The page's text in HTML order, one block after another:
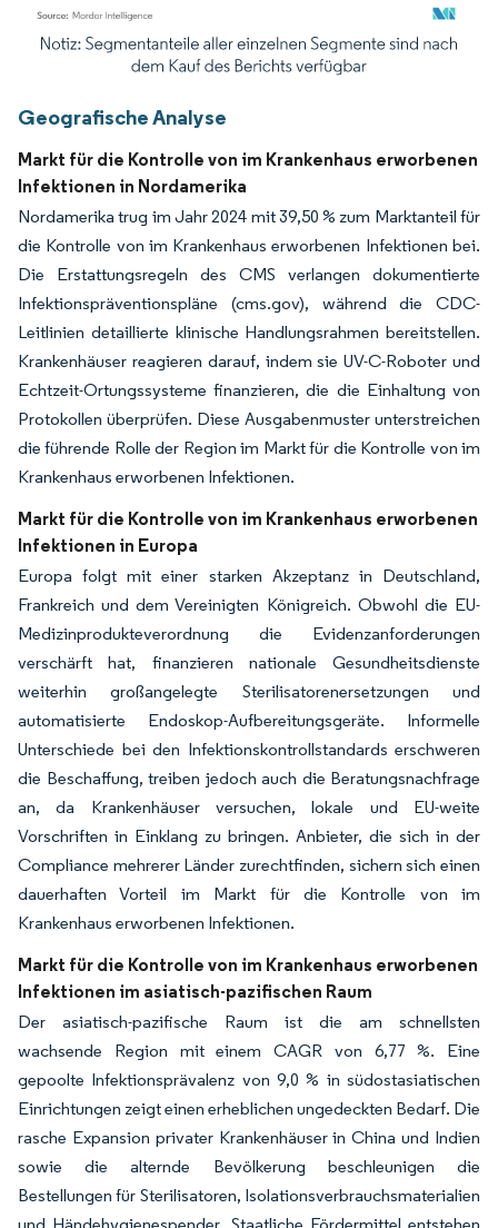
Bild © Mordor Intelligence. Wiederverwendung erfordert Namensnennung
Geografische Analyse
Markt für die Kontrolle von im Krankenhaus erworbenen
Infektionen in Nordamerika
Nordamerika trug im Jahr 2024 mit 39,50 % zum Marktanteil für
die Kontrolle von im Krankenhaus erworbenen Infektionen bei.
Die Erstattungsregeln des CMS verlangen dokumentierte
Infektionspräventionspläne (cms.gov), während die CDC-
Leitlinien detaillierte klinische Handlungsrahmen bereitstellen.
Krankenhäuser reagieren darauf, indem sie UV-C-Roboter und
Echtzeit-Ortungssysteme finanzieren, die die Einhaltung von
Protokollen überprüfen. Diese Ausgabenmuster unterstreichen
die führende Rolle der Region im Markt für die Kontrolle von im
Krankenhaus erworbenen Infektionen.
Markt für die Kontrolle von im Krankenhaus erworbenen
Infektionen in Europa
Europa folgt mit einer starken Akzeptanz in Deutschland,
Frankreich und dem Vereinigten Königreich. Obwohl die EU-
Medizinprodukteverordnung die Evidenzanforderungen
verschärft hat, finanzieren nationale Gesundheitsdienste
weiterhin großangelegte Sterilisatorenersetzungen und
automatisierte Endoskop-Aufbereitungsgeräte. Informelle
Unterschiede bei den Infektionskontrollstandards erschweren
die Beschaffung, treiben jedoch auch die Beratungsnachfrage
an, da Krankenhäuser versuchen, lokale und EU-weite
Vorschriften in Einklang zu bringen. Anbieter, die sich in der
Compliance mehrerer Länder zurechtfinden, sichern sich einen
dauerhaften Vorteil im Markt für die Kontrolle von im
Krankenhaus erworbenen Infektionen.
Markt für die Kontrolle von im Krankenhaus erworbenen
Infektionen im asiatisch-pazifischen Raum
Der asiatisch-pazifische Raum ist die am schnellsten
wachsende Region mit einem CAGR von 6,77 %. Eine
gepoolte Infektionsprävalenz von 9,0 % in südostasiatischen
Einrichtungen zeigt einen erheblichen ungedeckten Bedarf. Die
rasche Expansion privater Krankenhäuser in China und Indien
sowie die alternde Bevölkerung beschleunigen die
Bestellungen für Sterilisatoren, Isolationsverbrauchsmaterialien